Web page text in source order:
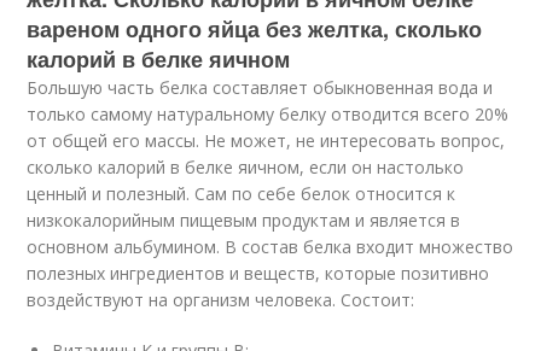
вареном одного яйца без желтка, сколько
калорий в белке яичном
Большую часть белка составляет обыкновенная вода и
только самому натуральному белку отводится всего 20%
от общей его массы. Не может, не интересовать вопрос,
сколько калорий в белке яичном, если он настолько
ценный и полезный. Сам по себе белок относится к
низкокалорийным пищевым продуктам и является в
основном альбумином. В состав белка входит множество
полезных ингредиентов и веществ, которые позитивно
воздействуют на организм человека. Состоит: